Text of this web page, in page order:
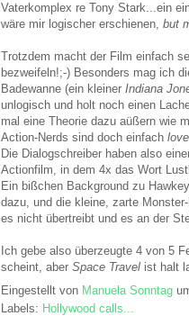
Vaterkomplex re Tony Stark...ein
wäre mir logischer erschienen, but
Trotzdem macht der Film einfach
bezweifeln!;-) Besonders mag ich
Badewanne (ein kleiner Indiana
unlogisch und holt noch einen
mal eine Theorie dazu aüßern wie
Action-Nerds sind doch einfach
Die Dialogschreiber haben also
Actionfilm, in dem 4x das Wort
Ein bißchen Background zu
dazu, und die kleine, zarte
es nicht übertreibt und es an der
Ich gebe also überzeugte 4 von 5
scheint, aber Space Travel ist halt
Eingestellt von Manuela Sonntag
Labels: Hollywood calls...